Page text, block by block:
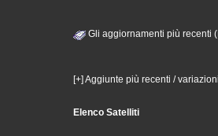
Gli aggiornamenti più recenti
[+] Aggiunte più recenti / variazioni
Elenco Satelliti